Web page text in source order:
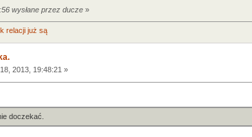
wysłane przez ducze »
relacji już są
2013, 19:48:21 »
doczekać.